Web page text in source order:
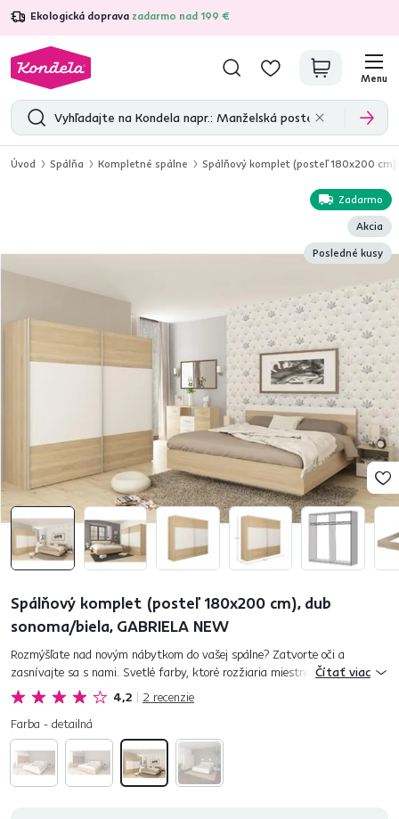
Ekologická doprava zadarmo nad 199 €
4,7 31 285overených produktových recenzií
Menu
Úvod Spálňa Kompletné spálne Spálňový komplet (posteľ 180x200
Zadarmo
Akcia
Posledné kusy
Spálňový komplet (posteľ 180x200 cm), dub
sonoma/biela, GABRIELA NEW
4,2 2 recenzie
Rozmýšľate nad novým nábytkom do vašej spálne? Zatvorte oči a
zasnívajte sa s nami. Svetlé farby, ktoré rozžiaria miestnosť. Kvalitný a
stabilný materiál. Trendový dizajn, ktorý sa vám nezunuje ani...
Čítať viac
Farba - detailná